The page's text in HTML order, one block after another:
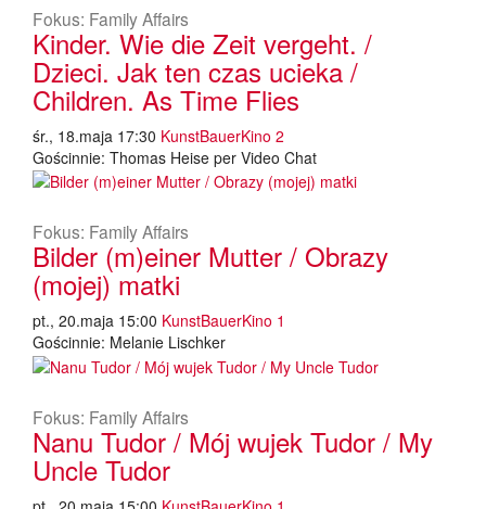
Fokus: Family Affairs
Kinder. Wie die Zeit vergeht. /
Dzieci. Jak ten czas ucieka /
Children. As Time Flies
śr., 18.maja 17:30 KunstBauerKino 2
Gościnnie: Thomas Heise per Video Chat
Fokus: Family Affairs
Bilder (m)einer Mutter / Obrazy
(mojej) matki
pt., 20.maja 15:00 KunstBauerKino 1
Gościnnie: Melanie Lischker
Fokus: Family Affairs
Nanu Tudor / Mój wujek Tudor / My
Uncle Tudor